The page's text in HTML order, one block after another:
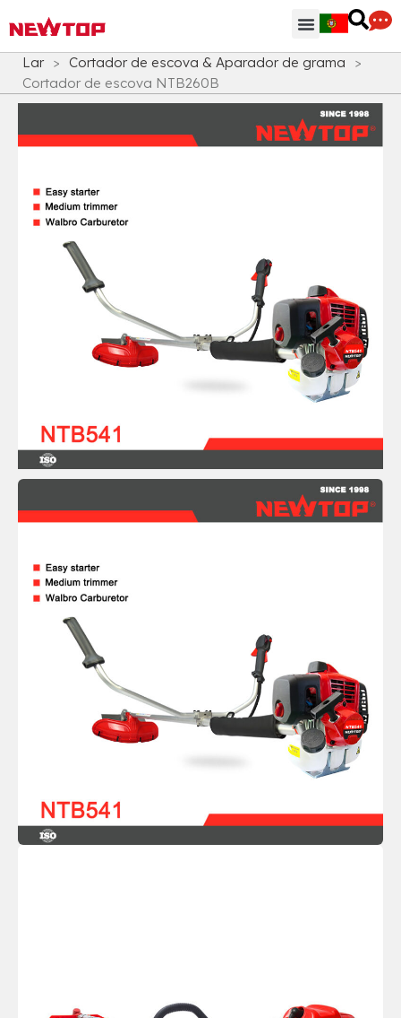
Lar > Cortador de escova & Aparador de grama
>
Cortador de escova NTB260B